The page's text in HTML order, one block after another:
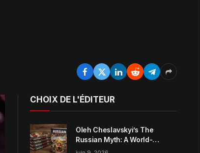
CHOIX DE L'ÉDITEUR
Oleh Cheslavskyi’s The
Russian Myth: A World-
Systems Analysis of